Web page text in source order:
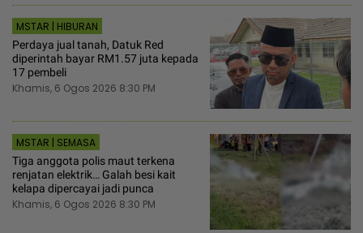
MSTAR | HIBURAN
Perdaya jual tanah, Datuk Red
diperintah bayar RM1.57 juta kepada
17 pembeli
Khamis, 6 Ogos 2026 8:30 PM
MSTAR | SEMASA
Tiga anggota polis maut terkena
renjatan elektrik… Galah besi kait
kelapa dipercayai jadi punca
Khamis, 6 Ogos 2026 8:30 PM